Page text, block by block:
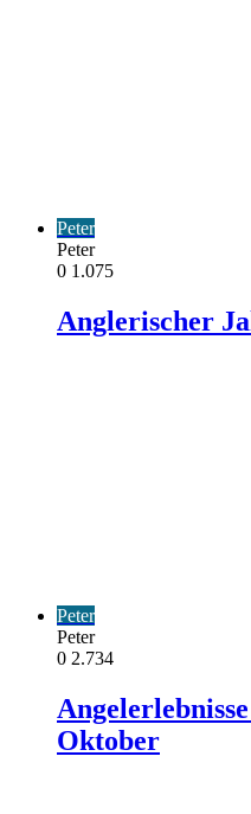
Peter
Peter
0 1.075
Anglerischer
Peter
Peter
0 2.734
Oktober